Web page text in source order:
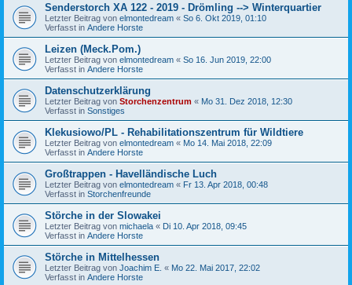
Senderstorch XA 122 - 2019 - Drömling --> Winterquartier
Letzter Beitrag von elmontedream « So 6. Okt 2019, 01:10
Verfasst in Andere Horste
Leizen (Meck.Pom.)
Letzter Beitrag von elmontedream « So 16. Jun 2019, 22:00
Verfasst in Andere Horste
Datenschutzerklärung
Letzter Beitrag von Storchenzentrum « Mo 31. Dez 2018, 12:30
Verfasst in Sonstiges
Klekusiowo/PL - Rehabilitationszentrum für Wildtiere
Letzter Beitrag von elmontedream « Mo 14. Mai 2018, 22:09
Verfasst in Andere Horste
Großtrappen - Havelländische Luch
Letzter Beitrag von elmontedream « Fr 13. Apr 2018, 00:48
Verfasst in Storchenfreunde
Störche in der Slowakei
Letzter Beitrag von michaela « Di 10. Apr 2018, 09:45
Verfasst in Andere Horste
Störche in Mittelhessen
Letzter Beitrag von Joachim E. « Mo 22. Mai 2017, 22:02
Verfasst in Andere Horste